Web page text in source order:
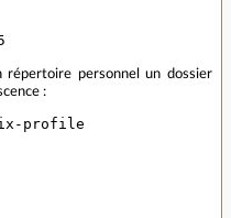
répertoire personnel un dossier
:
profile